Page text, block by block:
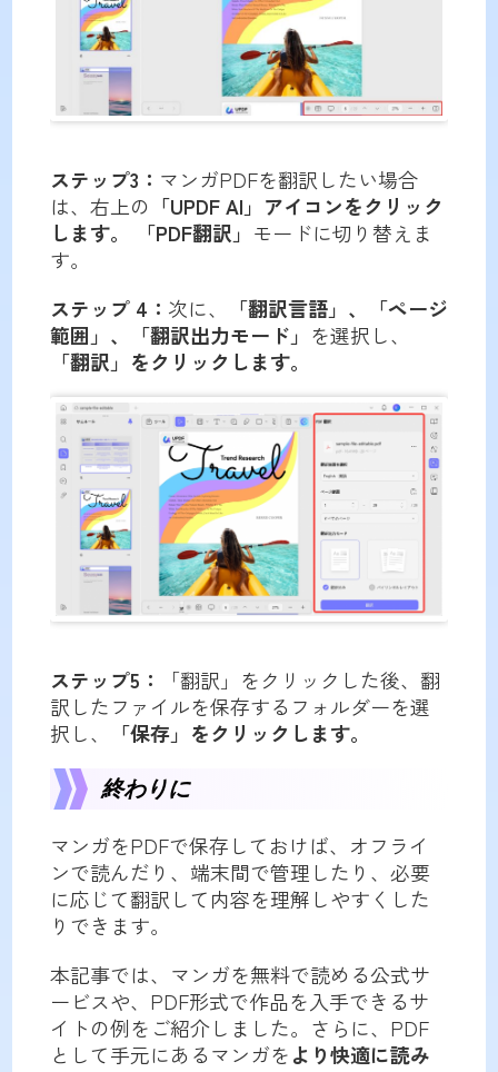
ステップ3： マンガPDFを翻訳したい場合
は、右上の 「UPDF AI」アイコンをクリック
します。
「PDF翻訳」 モードに切り替えま
す。
ステップ 4： 次に、
「翻訳言語」、「ページ
範囲」、「翻訳出力モード」 を選択し、
「翻訳」をクリックします。
ステップ5：
「翻訳」をクリックした後、翻
訳したファイルを保存するフォルダーを選
択し、
「保存」をクリックします。
終わりに
マンガをPDFで保存しておけば、オフライ
ンで読んだり、端末間で管理したり、必要
に応じて翻訳して内容を理解しやすくした
りできます。
本記事では、マンガを無料で読める公式サ
ービスや、PDF形式で作品を入手できるサ
イトの例をご紹介しました。さらに、PDF
として手元にあるマンガをより快適に読み